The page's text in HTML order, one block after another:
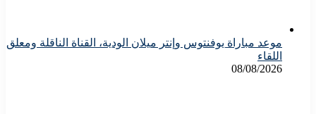
موعد مباراة يوفنتوس وإنتر ميلان الودية، القناة الناقلة ومعلق
اللقاء
08/08/2026